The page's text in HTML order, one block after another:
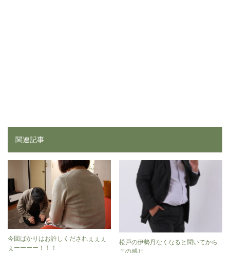
関連記事
今回ばかりはお許しくだされぇぇぇ
ぇーーーー！！！
松戸の伊勢丹なくなると聞いてから
この感じ